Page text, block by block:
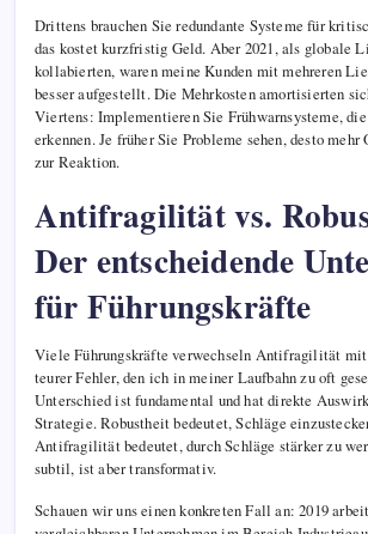
Drittens brauchen Sie redundante Systeme für
das kostet kurzfristig Geld. Aber 2021, als globale
kollabierten, waren meine Kunden mit mehreren
besser aufgestellt. Die Mehrkosten amortisierten
Viertens: Implementieren Sie Frühwarnsysteme,
erkennen. Je früher Sie Probleme sehen, desto mehr
zur Reaktion.
Antifragilität vs.
Der entscheidende
für Führungskräfte
Viele Führungskräfte verwechseln Antifragilität
teurer Fehler, den ich in meiner Laufbahn zu oft
Unterschied ist fundamental und hat direkte
Strategie. Robustheit bedeutet, Schläge
Antifragilität bedeutet, durch Schläge stärker zu
subtil, ist aber transformativ.
Schauen wir uns einen konkreten Fall an: 2019